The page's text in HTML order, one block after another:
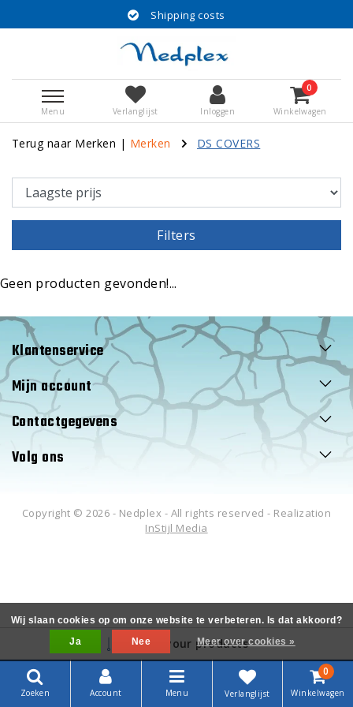
Shipping costs
Menu Verlanglijst Inloggen
0
Winkelwagen
Terug naar Merken | Merken DS COVERS
Filters
Geen producten gevonden!...
Klantenservice
Mijn account
Contactgegevens
Volg ons
Copyright © 2026 - Nedplex - All rights reserved - Realization
InStijl Media
Filter your products
Zoeken Account Menu Verlanglijst
0
Winkelwagen
Wij slaan cookies op om onze website te verbeteren. Is dat akkoord?
Ja
Nee Meer over cookies »